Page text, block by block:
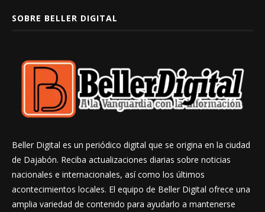
SOBRE BELLER DIGITAL
Beller Digital es un periódico digital que se origina en la ciudad
de Dajabón. Reciba actualizaciones diarias sobre noticias
nacionales e internacionales, así como los últimos
acontecimientos locales. El equipo de Beller Digital ofrece una
amplia variedad de contenido para ayudarlo a mantenerse